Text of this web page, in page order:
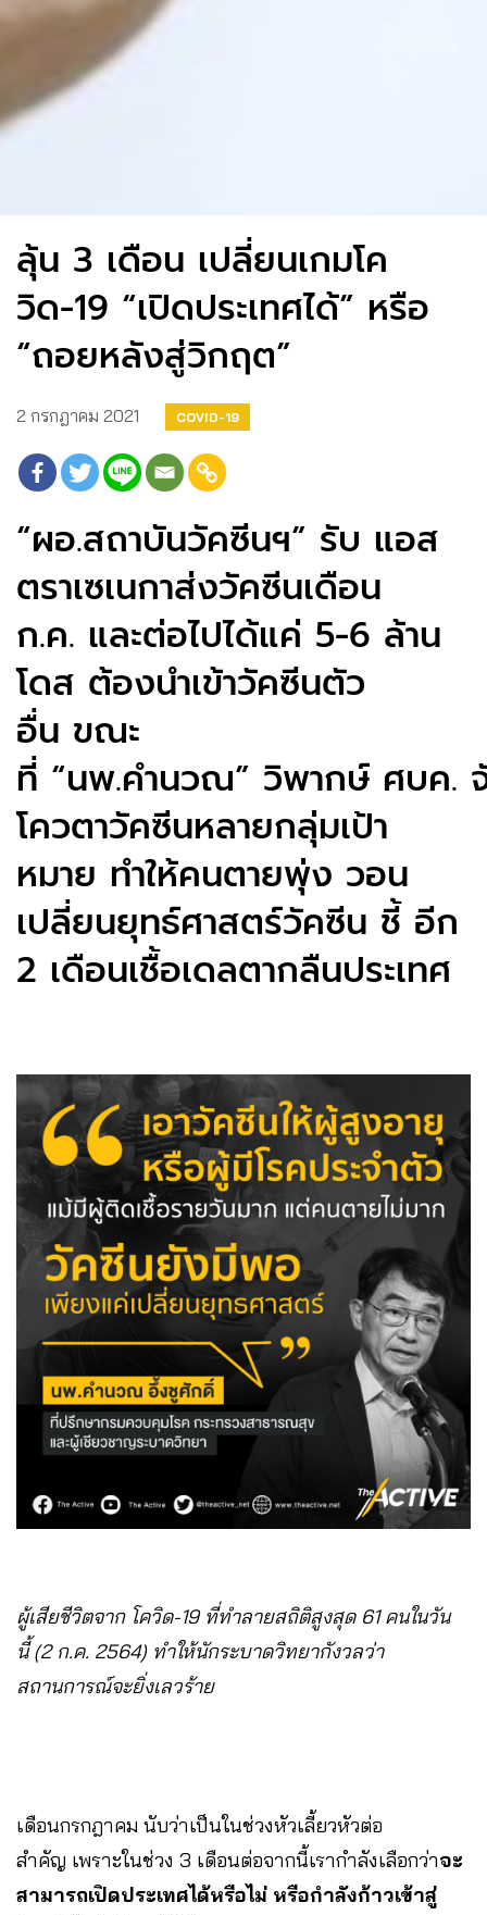
ลุ้น 3 เดือน เปลี่ยนเกมโค
วิด-19 “เปิดประเทศได้” หรือ
“ถอยหลังสู่วิกฤต”
2 กรกฎาคม 2021 COVID-19
“ผอ.สถาบันวัคซีนฯ” รับ แอส
ตราเซเนกาส่งวัคซีนเดือน
ก.ค. และต่อไปได้แค่ 5-6 ล้าน
โดส ต้องนำเข้าวัคซีนตัว
อื่น ขณะ
ที่ “นพ.คำนวณ” วิพากษ์ ศบค.
โควตาวัคซีนหลายกลุ่มเป้า
หมาย ทำให้คนตายพุ่ง วอน
เปลี่ยนยุทธ์ศาสตร์วัคซีน ชี้ อีก
2 เดือนเชื้อเดลตากลืนประเทศ
ผู้เสียชีวิตจาก โควิด-19 ที่ทำลายสถิติสูงสุด 61 คนในวัน
นี้ (2 ก.ค. 2564) ทำให้นักระบาดวิทยากังวลว่า
สถานการณ์จะยิ่งเลวร้าย
เดือนกรกฎาคม นับว่าเป็นในช่วงหัวเลี้ยวหัวต่อ
สำคัญ เพราะในช่วง 3 เดือนต่อจากนี้เรากำลังเลือกว่าจะ
สามารถเปิดประเทศได้หรือไม่ หรือกำลังก้าวเข้าสู่